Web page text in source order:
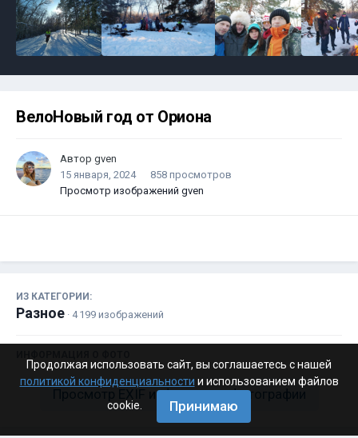
ВелоНовый год от Ориона
Автор gven
15 января, 2024
858 просмотров
Просмотр изображений gven
ИЗ КАТЕГОРИИ:
Разное · 4 199 изображений
Просмотр EXIF информации фотографии
Продолжая использовать сайт, вы соглашаетесь с нашей
политикой конфиденциальности и использованием файлов
cookie.
Принимаю